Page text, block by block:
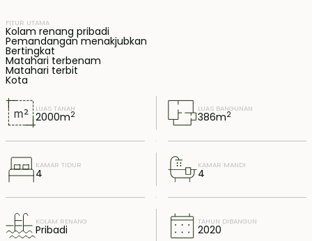
LUAS TANAH
2000m2
LUAS BANGUNAN
386m2
KAMAR TIDUR
4
KAMAR MANDI
4
KOLAM RENANG
Pribadi
TAHUN DIBANGUN
2020
FITUR UTAMA
Kolam renang pribadi
Pemandangan menakjubkan
Bertingkat
Matahari terbenam
Matahari terbit
Kota